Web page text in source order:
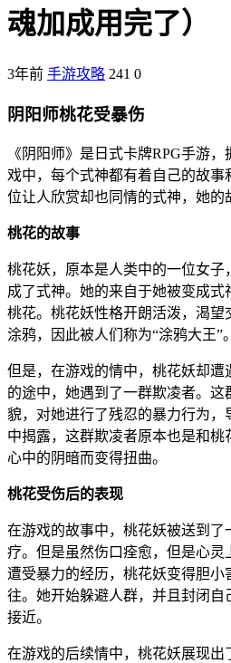
魂加成用完了）
3年前 手游攻略 241 0
阴阳师桃花受暴伤
《阴阳师》是日式卡牌RPG手游
戏中，每个式神都有着自己的故
位让人欣赏却也同情的式神，她的
桃花的故事
桃花妖，原本是人类中的一位女子
成了式神。她的来自于她被变成
桃花。桃花妖性格开朗活泼，渴望
涂鸦，因此被人们称为“涂鸦大王”。
但是，在游戏的情中，桃花妖却
的途中，她遇到了一群欺凌者。
貌，对她进行了残忍的暴力行为
中揭露，这群欺凌者原本也是和
心中的阴暗而变得扭曲。
桃花受伤后的表现
在游戏的故事中，桃花妖被送到了
疗。但是虽然伤口痊愈，但是心灵
遭受暴力的经历，桃花妖变得胆小
往。她开始躲避人群，并且封闭自
接近。
在游戏的后续情中，桃花妖展现